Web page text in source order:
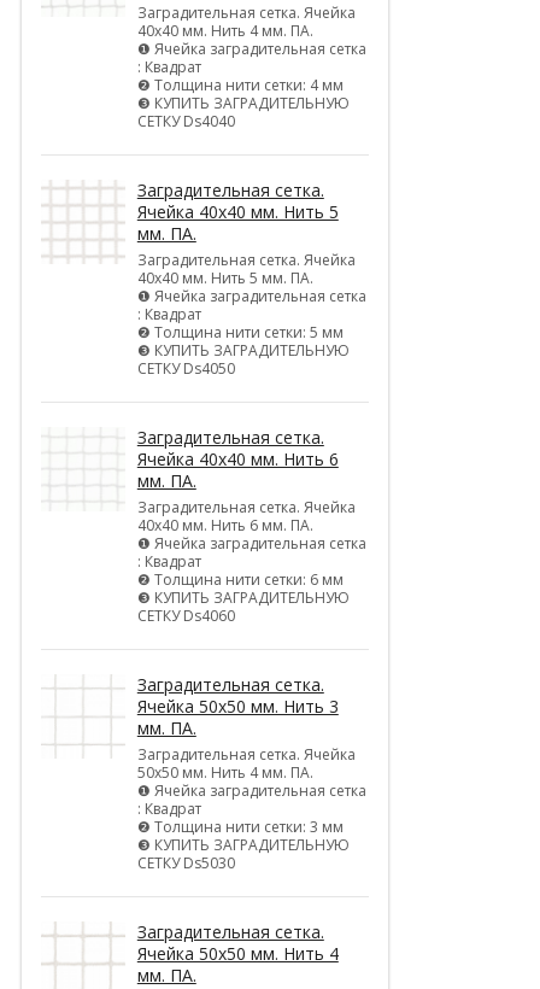
Заградительная сетка. Ячейка
40х40 мм. Нить 4 мм. ПА.
❶ Ячейка заградительная сетка
: Квадрат
❷ Толщина нити сетки: 4 мм
❸ КУПИТЬ ЗАГРАДИТЕЛЬНУЮ
СЕТКУ Ds4040
Заградительная сетка.
Ячейка 40х40 мм. Нить 5
мм. ПА.
Заградительная сетка. Ячейка
40х40 мм. Нить 5 мм. ПА.
❶ Ячейка заградительная сетка
: Квадрат
❷ Толщина нити сетки: 5 мм
❸ КУПИТЬ ЗАГРАДИТЕЛЬНУЮ
СЕТКУ Ds4050
Заградительная сетка.
Ячейка 40х40 мм. Нить 6
мм. ПА.
Заградительная сетка. Ячейка
40х40 мм. Нить 6 мм. ПА.
❶ Ячейка заградительная сетка
: Квадрат
❷ Толщина нити сетки: 6 мм
❸ КУПИТЬ ЗАГРАДИТЕЛЬНУЮ
СЕТКУ Ds4060
Заградительная сетка.
Ячейка 50х50 мм. Нить 3
мм. ПА.
Заградительная сетка. Ячейка
50х50 мм. Нить 4 мм. ПА.
❶ Ячейка заградительная сетка
: Квадрат
❷ Толщина нити сетки: 3 мм
❸ КУПИТЬ ЗАГРАДИТЕЛЬНУЮ
СЕТКУ Ds5030
Заградительная сетка.
Ячейка 50х50 мм. Нить 4
мм. ПА.